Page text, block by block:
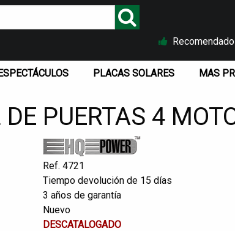
Recomendado
ESPECTÁCULOS PLACAS SOLARES MAS
PUERTAS 4
Ref. 4721
Tiempo devolución de 15 días
3 años de garantía
Nuevo
DESCATALOGADO